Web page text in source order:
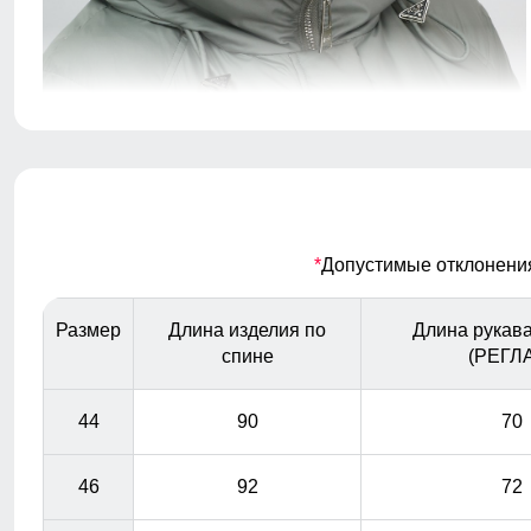
*Допустимые
Размер
Длина изделия по
спине
Длина
44 90 70
46 92 72